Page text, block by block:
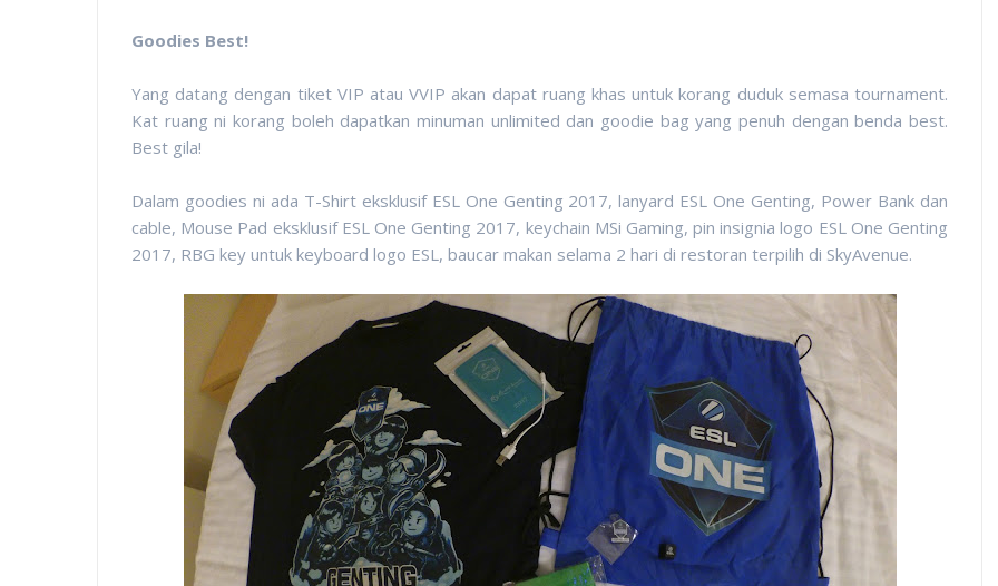
Goodies Best!
Yang datang dengan tiket VIP atau VVIP akan dapat ruang khas untuk korang duduk semasa tournament.
Kat ruang ni korang boleh dapatkan minuman unlimited dan goodie bag yang penuh dengan benda best.
Best gila!
Dalam goodies ni ada T-Shirt eksklusif ESL One Genting 2017, lanyard ESL One Genting, Power Bank dan
cable, Mouse Pad eksklusif ESL One Genting 2017, keychain MSi Gaming, pin insignia logo ESL One Genting
2017, RBG key untuk keyboard logo ESL, baucar makan selama 2 hari di restoran terpilih di SkyAvenue.